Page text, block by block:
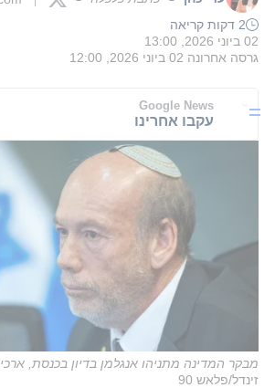
2 דקות קריאה
02 ביוני 2026, 13:00
גרסה אחרונה 02 ביוני 2026, 12:00
Google News
עקבו אחרינו
מבקר המדינה מתניהו אנגלמן בדיון בכנסת,
זינדל/פלאש 90